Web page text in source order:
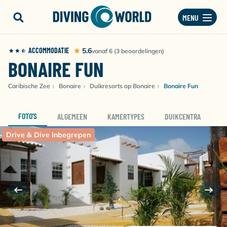
MENU
ACCOMMODATIE 5.6vanaf 6 (3 beoordelingen)
BONAIRE FUN
Caribische Zee Bonaire Duikresorts op Bonaire Bonaire Fun
FOTO'S ALGEMEEN KAMERTYPES DUIKCENTRA
Drive & Dive Inbegrepen